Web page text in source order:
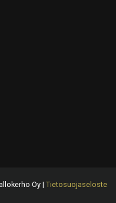
Oy | Tietosuojaseloste